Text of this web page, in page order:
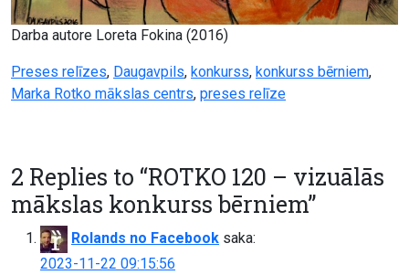
Darba autore Loreta Fokina (2016)
Preses relīzes, Daugavpils, konkurss, konkurss bērniem,
Marka Rotko mākslas centrs, preses relīze
2 Replies to “ROTKO 120 – vizuālās
mākslas konkurss bērniem”
Rolands no Facebook saka:
2023-11-22 09:15:56